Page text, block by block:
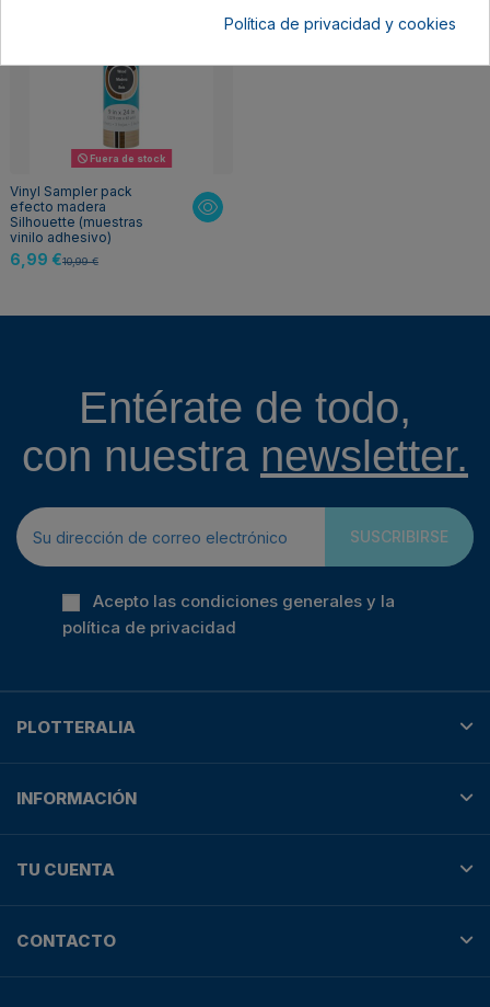
Fuera de stock
Vinyl Sampler pack
efecto madera
Silhouette (muestras
vinilo adhesivo)
6,99 €10,99 €
Entérate de todo,
con nuestra newsletter.
SUSCRIBIRSE
Acepto las condiciones generales y la
política de privacidad
PLOTTERALIA
INFORMACIÓN
TU CUENTA
CONTACTO
Política de privacidad y cookies